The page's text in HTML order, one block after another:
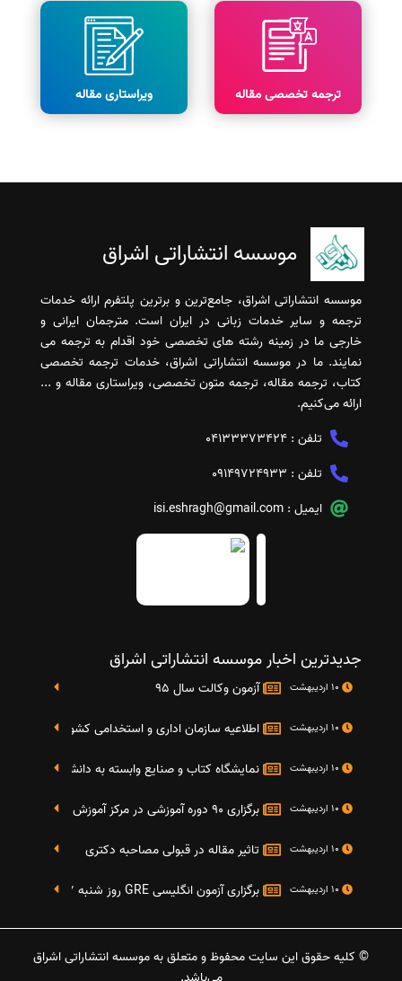
ترجمه تخصصی مقاله ویراستاری مقاله
موسسه انتشاراتی اشراق
موسسه انتشاراتی اشراق، جامع‌ترین و برترین پلتفرم ارائه خدمات
ترجمه و سایر خدمات زبانی در ایران است. مترجمان ایرانی و
خارجی ما در زمینه رشته های تخصصی خود اقدام به ترجمه می
نمایند. ما در موسسه انتشاراتی اشراق، خدمات ترجمه تخصصی
کتاب، ترجمه مقاله، ترجمه متون تخصصی، ویراستاری مقاله و ...
ارائه می‌کنیم.
تلفن : 04133373424
تلفن : 09149724933
ایمیل : isi.eshragh@gmail.com
جدیدترین اخبار موسسه انتشاراتی اشراق
آزمون وکالت سال 95
اطلاعیه سازمان اداری و استخدامی کشور در خصوص
نمایشگاه کتاب و صنایع وابسته به دانشگاه صنعتی شریف 4 الی 8 مهر
برگزاری 90 دوره آموزشی در مرکز آموزش فرهنگی دانشگاه علامه
تاثیر مقاله در قبولی مصاحبه دکتری
برگزاری آزمون انگلیسی GRE روز شنبه 27 شهریور(مقارن با 17 سپتامبر 2016)
© کلیه حقوق این سایت محفوظ و متعلق به موسسه انتشاراتی اشراق